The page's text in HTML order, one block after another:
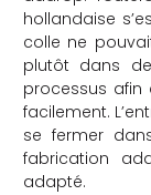
hollandaise
colle ne
plutôt dans
processus
facilement.
se fermer
fabrication
adapté.